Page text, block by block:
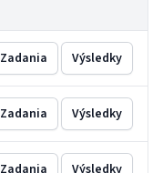
Zadania Výsledky
Zadania Výsledky
Zadania Výsledky